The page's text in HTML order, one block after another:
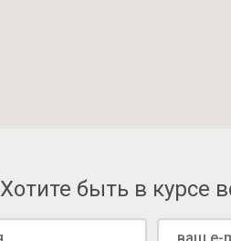
Хотите быть в курсе